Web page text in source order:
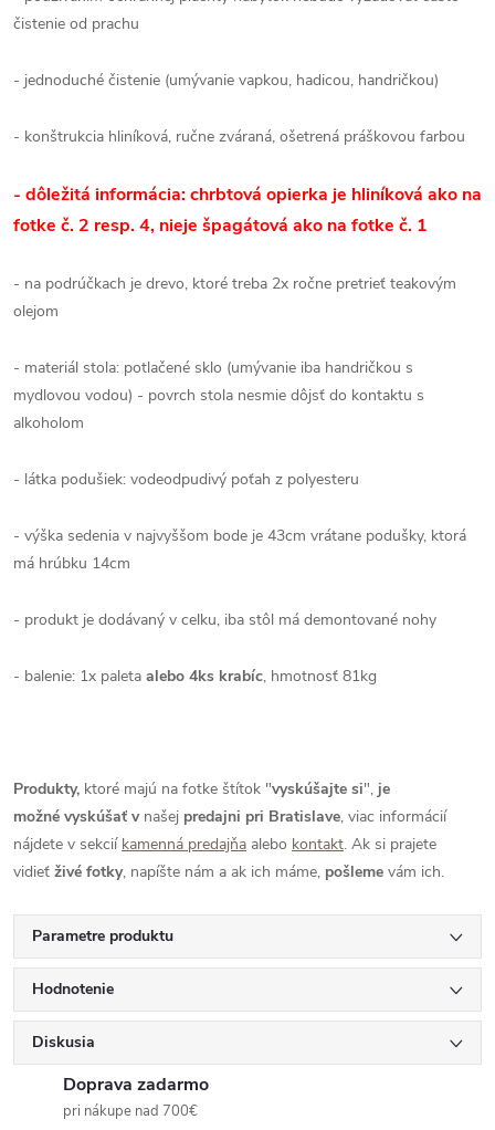
čistenie od prachu
- jednoduché čistenie (umývanie vapkou, hadicou, handričkou)
- konštrukcia hliníková, ručne zváraná, ošetrená práškovou farbou
- dôležitá informácia: chrbtová opierka je hliníková ako na
fotke č. 2 resp. 4, nieje špagátová ako na fotke č. 1
- na podrúčkach je drevo, ktoré treba 2x ročne pretrieť teakovým
olejom
- materiál stola: potlačené sklo (umývanie iba handričkou s
mydlovou vodou) - povrch stola nesmie dôjsť do kontaktu s
alkoholom
- látka podušiek: vodeodpudivý poťah z polyesteru
- výška sedenia v najvyššom bode je 43cm vrátane podušky, ktorá
má hrúbku 14cm
- produkt je dodávaný v celku, iba stôl má demontované nohy
- balenie: 1x paleta alebo 4ks krabíc, hmotnosť 81kg
Produkty, ktoré majú na fotke štítok "vyskúšajte si", je
možné vyskúšať v našej predajni pri Bratislave, viac informácií
nájdete v sekcií kamenná predajňa alebo kontakt. Ak si prajete
vidieť živé fotky, napíšte nám a ak ich máme, pošleme vám ich.
Parametre produktu
Hodnotenie
Diskusia
Doprava zadarmo
pri nákupe nad 700€